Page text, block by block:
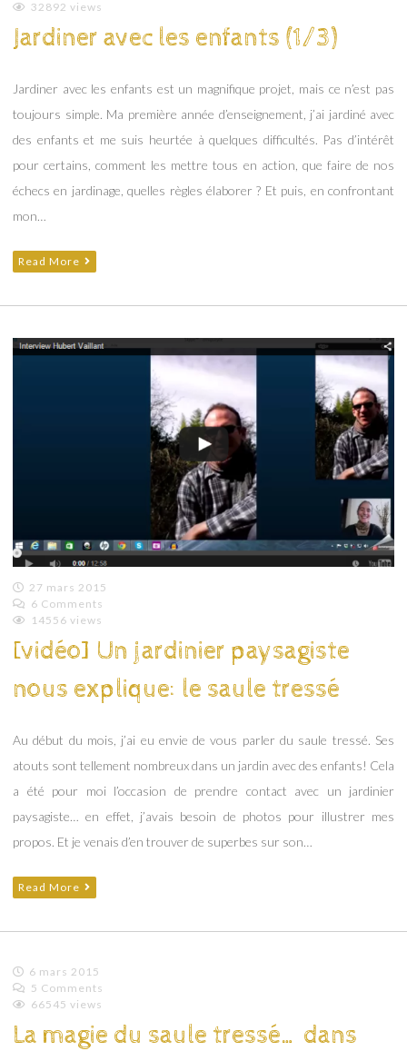
Valentine
32892 views
Jardiner avec les enfants (1/3)
Jardiner avec les enfants est un magnifique projet, mais ce n’est pas
toujours simple. Ma première année d’enseignement, j’ai jardiné avec
des enfants et me suis heurtée à quelques difficultés. Pas d’intérêt
pour certains, comment les mettre tous en action, que faire de nos
échecs en jardinage, quelles règles élaborer ? Et puis, en confrontant
mon…
Read More
27 mars 2015
Emilie
6 Comments
14556 views
[vidéo] Un jardinier paysagiste
nous explique: le saule tressé
Au début du mois, j’ai eu envie de vous parler du saule tressé. Ses
atouts sont tellement nombreux dans un jardin avec des enfants! Cela
a été pour moi l’occasion de prendre contact avec un jardinier
paysagiste… en effet, j’avais besoin de photos pour illustrer mes
propos. Et je venais d’en trouver de superbes sur son…
Read More
6 mars 2015
Emilie
5 Comments
66545 views
La magie du saule tressé… dans